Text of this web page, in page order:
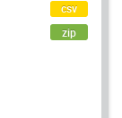
csv
zip